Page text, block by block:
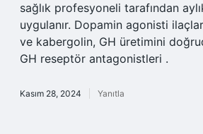
sağlık profesyoneli tarafından
uygulanır. Dopamin agonisti
ve kabergolin, GH üretimini
GH reseptör antagonistleri .
Kasım 28, 2024 Yanıtla